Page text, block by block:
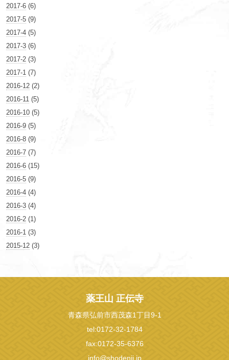
2017-6 (6)
2017-5 (9)
2017-4 (5)
2017-3 (6)
2017-2 (3)
2017-1 (7)
2016-12 (2)
2016-11 (5)
2016-10 (5)
2016-9 (5)
2016-8 (9)
2016-7 (7)
2016-6 (15)
2016-5 (9)
2016-4 (4)
2016-3 (4)
2016-2 (1)
2016-1 (3)
2015-12 (3)
薬王山 正伝寺
青森県弘前市西茂森1丁目9-1
tel:0172-32-1784
fax:0172-35-6376
info@shodenji.jp